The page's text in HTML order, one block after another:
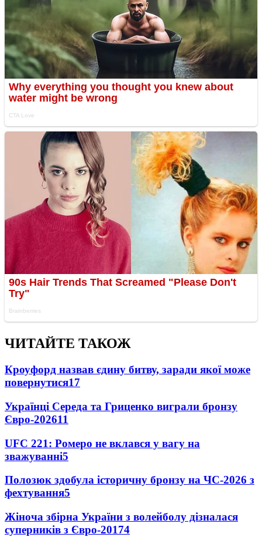
ЧИТАЙТЕ ТАКОЖ
Кроуфорд назвав єдину битву, заради якої може
повернутися17
Українці Середа та Гриценко виграли бронзу
Євро-202611
UFC 221: Ромеро не вклався у вагу на
зважуванні5
Полозюк здобула історичну бронзу на ЧС-2026 з
фехтування5
Жіноча збірна України з волейболу дізналася
суперників з Євро-20174